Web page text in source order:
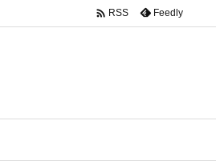
 RSS Feedly